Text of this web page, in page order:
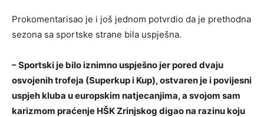
Prokomentarisao je i još jednom potvrdio da je prethodna
sezona sa sportske strane bila uspješna.
– Sportski je bilo iznimno uspješno jer pored dvaju
osvojenih trofeja (Superkup i Kup), ostvaren je i povijesni
uspjeh kluba u europskim natjecanjima, a svojom sam
karizmom praćenje HŠK Zrinjskog digao na razinu koju